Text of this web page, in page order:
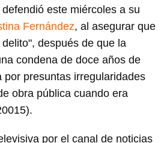
este miércoles a su
Fernández, al asegurar que
después de que la
condena de doce años de
por presuntas irregularidades
obra pública cuando era
por el canal de noticias